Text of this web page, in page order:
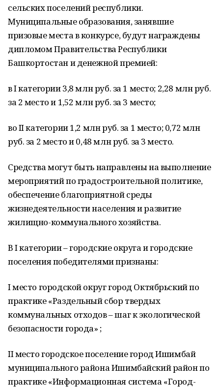
сельских поселений республики.
Муниципальные образования, занявшие
призовые места в конкурсе, будут награждены
дипломом Правительства Республики
Башкортостан и денежной премией:
в I категории 3,8 млн руб. за 1 место; 2,28 млн руб.
за 2 место и 1,52 млн руб. за 3 место;
во II категории 1,2 млн руб. за 1 место; 0,72 млн
руб. за 2 место и 0,48 млн руб. за 3 место.
Средства могут быть направлены на выполнение
мероприятий по градостроительной политике,
обеспечение благоприятной среды
жизнедеятельности населения и развитие
жилищно-коммунального хозяйства.
В I категории – городские округа и городские
поселения победителями признаны:
I место городской округ город Октябрьский по
практике «Раздельный сбор твердых
коммунальных отходов – шаг к экологической
безопасности города» ;
II место городское поселение город Ишимбай
муниципального района Ишимбайский район по
практике «Информационная система «Город-